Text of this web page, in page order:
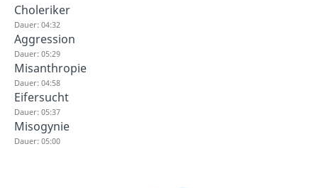
Choleriker
Dauer: 04:32
Aggression
Dauer: 05:29
Misanthropie
Dauer: 04:58
Eifersucht
Dauer: 05:37
Misogynie
Dauer: 05:00